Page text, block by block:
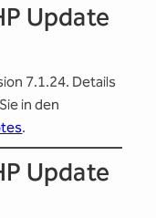
Update
7.1.24. Details
in den
.
Update